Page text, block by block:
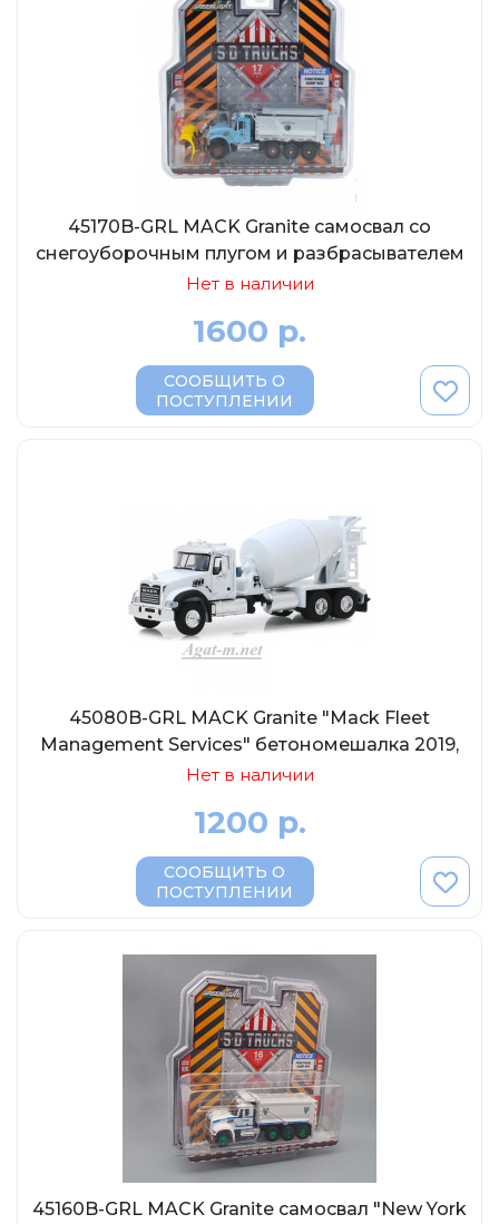
45170B-GRL MACK Granite самосвал со
снегоуборочным плугом и разбрасывателем
соли "Chicago Department of Streets &
Нет в наличии
1600 р.
СООБЩИТЬ О
ПОСТУПЛЕНИИ
45080B-GRL MACK Granite "Mack Fleet
Management Services" бетономешалка 2019,
1:64
Нет в наличии
1200 р.
СООБЩИТЬ О
ПОСТУПЛЕНИИ
45160B-GRL MACK Granite самосвал "New York